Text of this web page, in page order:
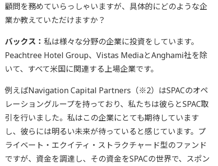
顧問を務めていらっしゃいますが、具体的にどのような企
業か教えていただけますか？
バックス： 私は様々な分野の企業に投資をしています。
Peachtree Hotel Group、Vistas MediaとAnghami社を除
いて、すべて米国に関連する上場企業です。
例えばNavigation Capital Partners（※2）はSPACのオペ
レーショングループを持っており、私たちは彼らとSPAC取
引を行いました。私はこの企業にとても期待しています
し、彼らには明るい未来が待っていると感じています。プ
ライベート・エクイティ・ストラクチャード型のファンド
ですが、資金を調達し、その資金をSPACの世界で、スポン